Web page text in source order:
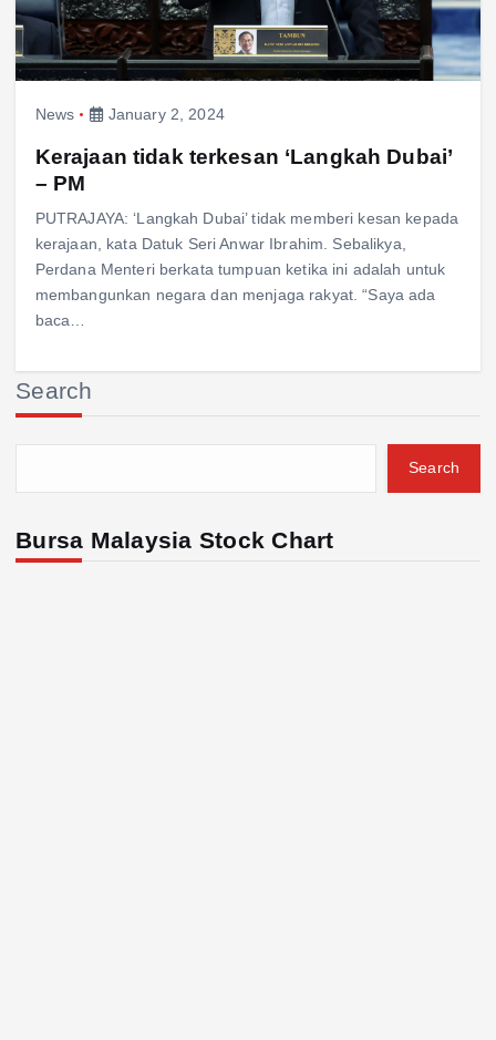
News January 2, 2024
Kerajaan tidak terkesan ‘Langkah Dubai’
– PM
PUTRAJAYA: ‘Langkah Dubai’ tidak memberi kesan kepada
kerajaan, kata Datuk Seri Anwar Ibrahim. Sebalikya,
Perdana Menteri berkata tumpuan ketika ini adalah untuk
membangunkan negara dan menjaga rakyat. “Saya ada
baca…
Search
Search
Bursa Malaysia Stock Chart